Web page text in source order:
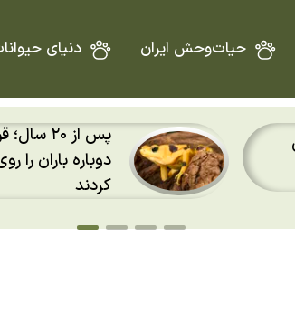
حیات‌وحش ایران دنیای
پس از ۲۰
دوباره باران
کردند